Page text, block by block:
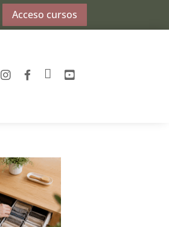
Acceso cursos
INSTAGRAM
FACEBOOK
TWITTERYOUTUBE